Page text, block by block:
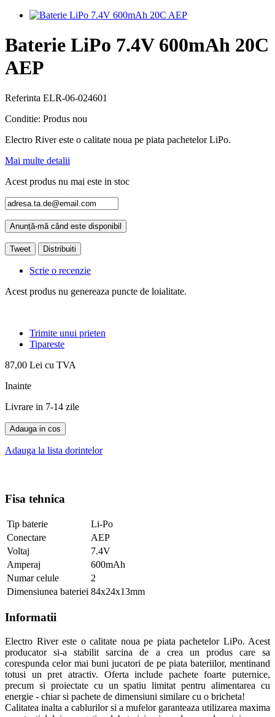
Baterie LiPo 7.4V 600mAh 20C
AEP
Referinta ELR-06-024601
Conditie: Produs nou
Electro River este o calitate noua pe piata pachetelor LiPo.
Mai multe detalii
Acest produs nu mai este in stoc
Anunță-mă când este disponibil
Tweet Distribuiti
Scrie o recenzie
Acest produs nu genereaza puncte de loialitate.
Trimite unui prieten
Tipareste
87,00 Lei cu TVA
Inainte
Livrare in 7-14 zile
Adauga in cos
Adauga la lista dorintelor
Fisa tehnica
Tip baterie
Li-Po
Conectare
AEP
Voltaj
7.4V
Amperaj
600mAh
Numar celule
2
Dimensiunea bateriei 84x24x13mm
Informatii
Electro River este o calitate noua pe piata pachetelor LiPo. Acest
producator si-a stabilit sarcina de a crea un produs care sa
corespunda celor mai buni jucatori de pe piata bateriilor, mentinand
totusi un pret atractiv. Oferta include pachete foarte puternice,
precum si proiectate cu un spatiu limitat pentru alimentarea cu
energie - chiar si pachete de dimensiuni similare cu o bricheta!
Calitatea inalta a cablurilor si a mufelor garanteaza utilizarea maxima